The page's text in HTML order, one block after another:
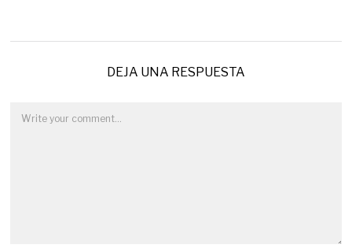
DEJA UNA RESPUESTA